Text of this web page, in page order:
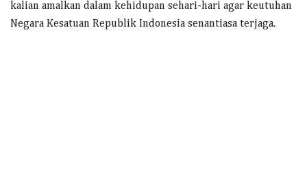
kalian amalkan dalam kehidupan sehari-hari agar keutuhan
Negara Kesatuan Republik Indonesia senantiasa terjaga.